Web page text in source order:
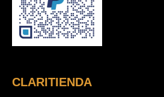
CLARITIENDA